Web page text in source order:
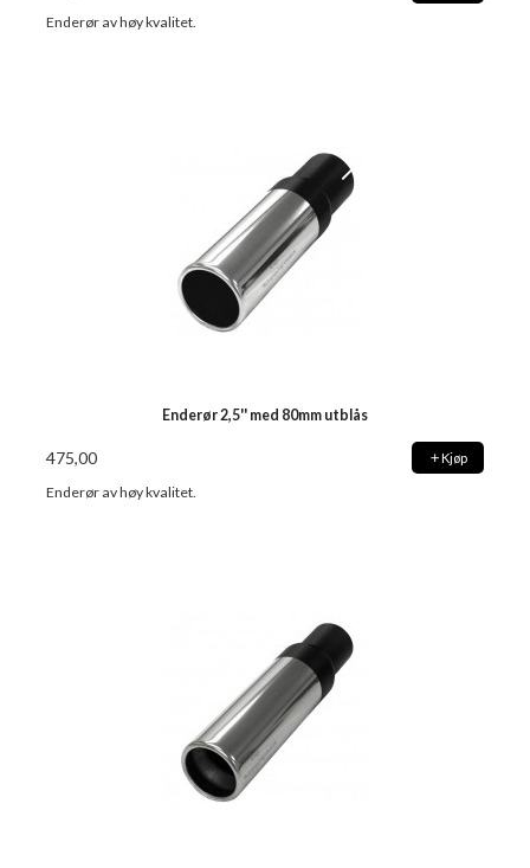
Enderør av høy kvalitet.
Enderør 2,5'' med 80mm utblås
475,00 Kjøp
Enderør av høy kvalitet.